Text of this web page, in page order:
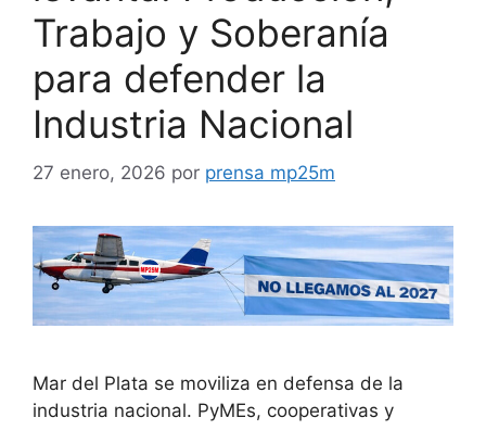
Trabajo y Soberanía
para defender la
Industria Nacional
27 enero, 2026 por prensa mp25m
Mar del Plata se moviliza en defensa de la
industria nacional. PyMEs, cooperativas y